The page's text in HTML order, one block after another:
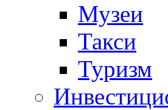
Музеи
Такси
Туризм